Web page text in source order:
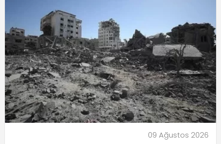
09 Ağustos 2026